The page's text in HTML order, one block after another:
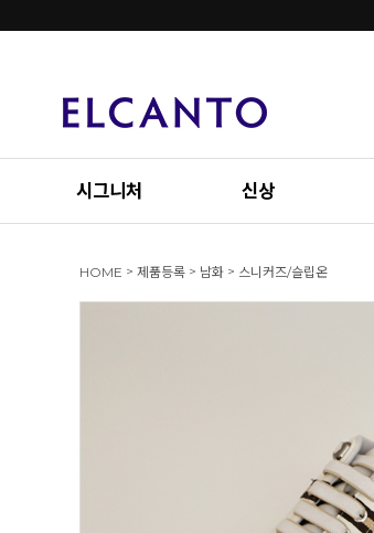
시그니처 신상
HOME > 제품등록 > 남화 > 스니커즈/슬립온